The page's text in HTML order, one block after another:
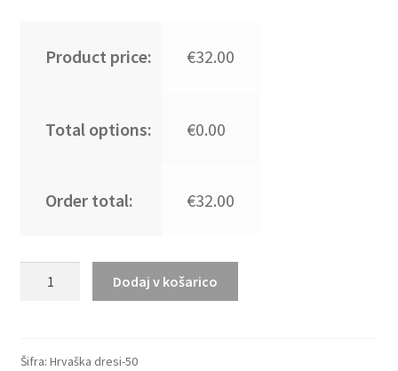
Product price: €32.00
Total options: €0.00
Order total: €32.00
Hrvaška
Dodaj v košarico
Šifra: Hrvaška dresi-50